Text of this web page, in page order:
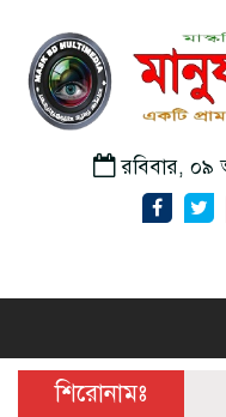
রবিবার, ০৯
শিরোনামঃ